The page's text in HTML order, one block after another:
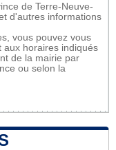
de Terre-Neuve-
d'autres informations
vous pouvez vous
aux horaires indiqués
de la mairie par
ou selon la